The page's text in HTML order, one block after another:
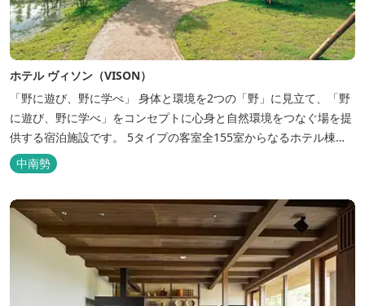
ホテル ヴィソン（VISON）
「野に遊び、野に学べ」 身体と環境を2つの「野」に見立て、「野
に遊び、野に学べ」をコンセプトに心身と自然環境をつなぐ場を提
供する宿泊施設です。 5タイプの客室全155室からなるホテル棟
と、プライベートな滞在が楽しめる一棟独立型のヴィラ6棟がござ
います。
中南勢